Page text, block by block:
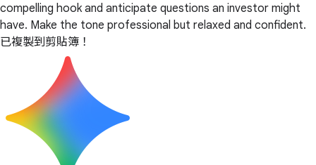
compelling hook and anticipate questions an investor might
have. Make the tone professional but relaxed and confident.
已複製到剪貼簿！